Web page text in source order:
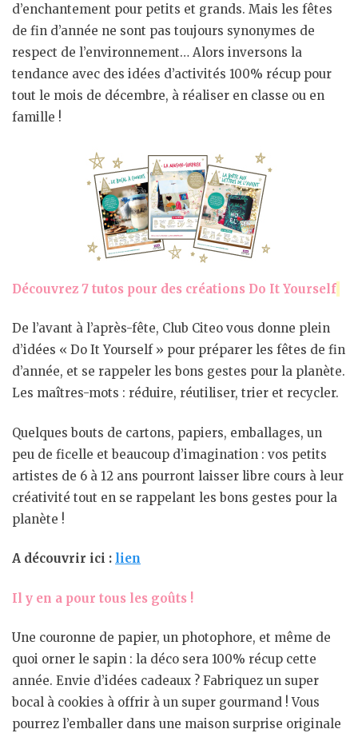
d’enchantement pour petits et grands. Mais les fêtes
de fin d’année ne sont pas toujours synonymes de
respect de l’environnement… Alors inversons la
tendance avec des idées d’activités 100% récup pour
tout le mois de décembre, à réaliser en classe ou en
famille !
Découvrez 7 tutos pour des créations Do It Yourself
De l’avant à l’après-fête, Club Citeo vous donne plein
d’idées « Do It Yourself » pour préparer les fêtes de fin
d’année, et se rappeler les bons gestes pour la planète.
Les maîtres-mots : réduire, réutiliser, trier et recycler.
Quelques bouts de cartons, papiers, emballages, un
peu de ficelle et beaucoup d’imagination : vos petits
artistes de 6 à 12 ans pourront laisser libre cours à leur
créativité tout en se rappelant les bons gestes pour la
planète !
A découvrir ici : lien
Il y en a pour tous les goûts !
Une couronne de papier, un photophore, et même de
quoi orner le sapin : la déco sera 100% récup cette
année. Envie d’idées cadeaux ? Fabriquez un super
bocal à cookies à offrir à un super gourmand ! Vous
pourrez l’emballer dans une maison surprise originale